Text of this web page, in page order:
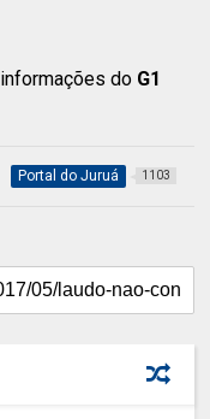
do G1
Portal do Juruá 1103